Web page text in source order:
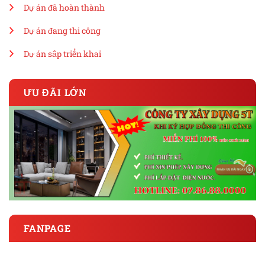
Dự án đã hoàn thành
Dự án đang thi công
Dự án sắp triển khai
ƯU ĐÃI LỚN
FANPAGE